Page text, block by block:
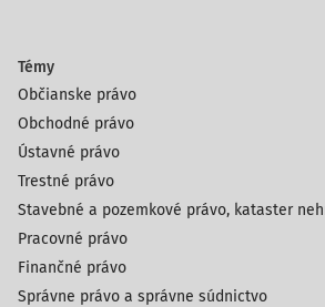
Témy
Občianske právo
Obchodné právo
Ústavné právo
Trestné právo
Stavebné a pozemkové právo, kataster
Pracovné právo
Finančné právo
Správne právo a správne súdnictvo